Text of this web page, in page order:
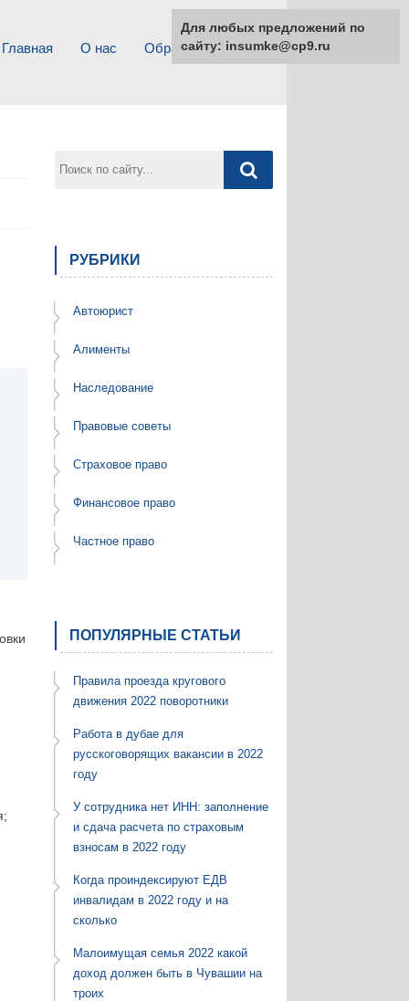
Главная О нас Обратная связь
РУБРИКИ
Автоюрист
Алименты
Наследование
Правовые советы
Страховое право
Финансовое право
Частное право
ПОПУЛЯРНЫЕ СТАТЬИ
Правила проезда кругового
движения 2022 поворотники
Работа в дубае для
русскоговорящих вакансии в 2022
году
У сотрудника нет ИНН: заполнение
и сдача расчета по страховым
взносам в 2022 году
Когда проиндексируют ЕДВ
инвалидам в 2022 году и на
сколько
Малоимущая семья 2022 какой
доход должен быть в Чувашии на
троих
Для любых предложений по
сайту: insumke@cp9.ru